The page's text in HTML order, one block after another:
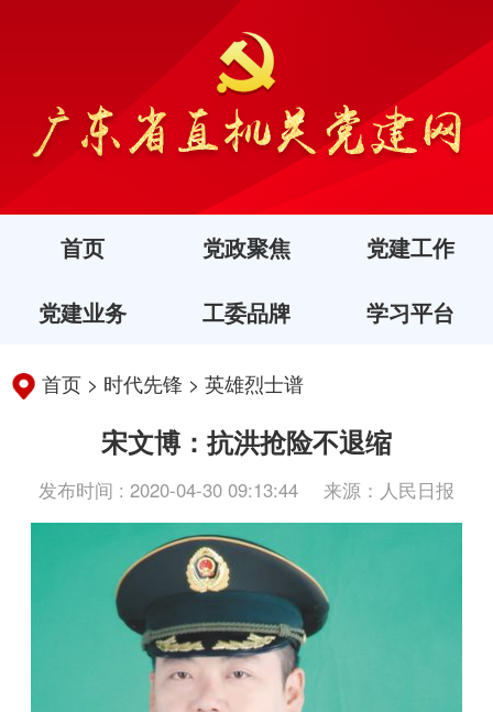
首页 党政聚焦 党建工作
党建业务 工委品牌 学习平台
首页 > 时代先锋 >英雄烈士谱
宋文博：抗洪抢险不退缩
发布时间 : 2020-04-30 09:13:44 来源：人民日报